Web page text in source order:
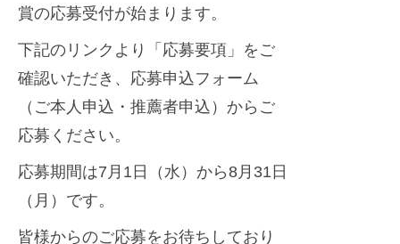
０
周
年
を
迎
ま
し
た
e
b
m
a
e
賞の応募受付が始まります。
下記のリンクより「応募要項」をご
確認いただき、応募申込フォーム
（ご本人申込・推薦者申込）からご
応募ください。
応募期間は7月1日（水）から8月31日
（月）です。
皆様からのご応募をお待ちしており